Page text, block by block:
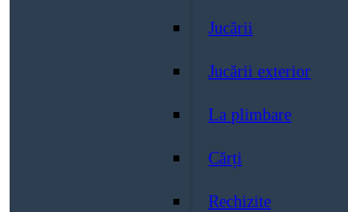
Jucării
Jucării exterior
La plimbare
Cărți
Rechizite